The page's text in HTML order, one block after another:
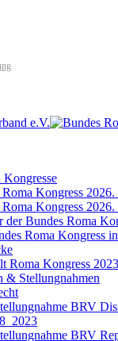
Kongresse
Kongress 2026.
Kongress 2026.
der Bundes Roma
Roma Kongress
Roma Kongress
& Stellungnahmen
BRV
BRV